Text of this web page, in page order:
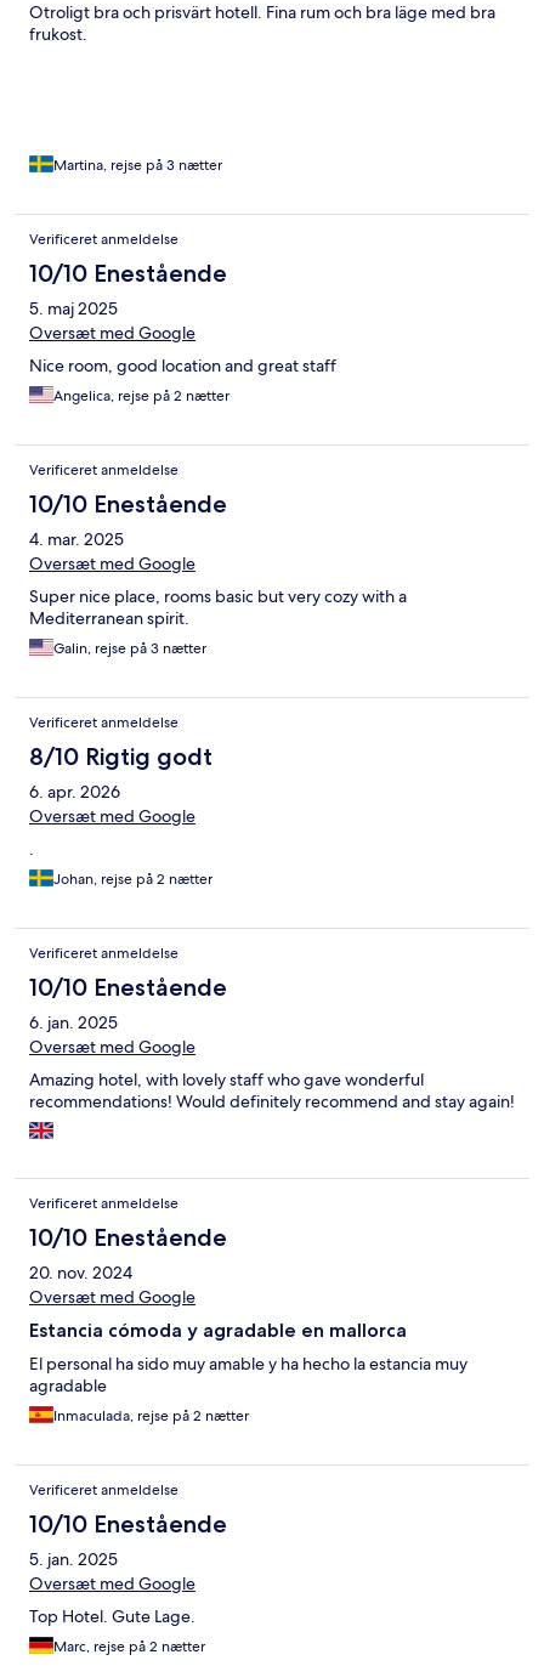
Otroligt bra och prisvärt hotell. Fina rum och bra läge med bra
frukost.
Martina, rejse på 3 nætter
Verificeret anmeldelse
10/10 Enestående
5. maj 2025
Oversæt med Google
Nice room, good location and great staff
Angelica, rejse på 2 nætter
Verificeret anmeldelse
10/10 Enestående
4. mar. 2025
Oversæt med Google
Super nice place, rooms basic but very cozy with a
Mediterranean spirit.
Galin, rejse på 3 nætter
Verificeret anmeldelse
8/10 Rigtig godt
6. apr. 2026
Oversæt med Google
.
Johan, rejse på 2 nætter
Verificeret anmeldelse
10/10 Enestående
6. jan. 2025
Oversæt med Google
Amazing hotel, with lovely staff who gave wonderful
recommendations! Would definitely recommend and stay again!
Verificeret anmeldelse
10/10 Enestående
20. nov. 2024
Oversæt med Google
Estancia cómoda y agradable en mallorca
El personal ha sido muy amable y ha hecho la estancia muy
agradable
Inmaculada, rejse på 2 nætter
Verificeret anmeldelse
10/10 Enestående
5. jan. 2025
Oversæt med Google
Top Hotel. Gute Lage.
Marc, rejse på 2 nætter